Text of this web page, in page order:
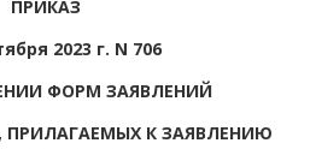
ПРИКАЗ
2023 г. N 706
ФОРМ ЗАЯВЛЕНИЙ
ПРИЛАГАЕМЫХ К ЗАЯВЛЕНИЮ